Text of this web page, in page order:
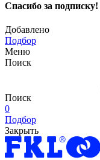
Спасибо за подписку!
Добавлено
Подбор
Меню
Поиск
Поиск
0
Подбор
Закрыть